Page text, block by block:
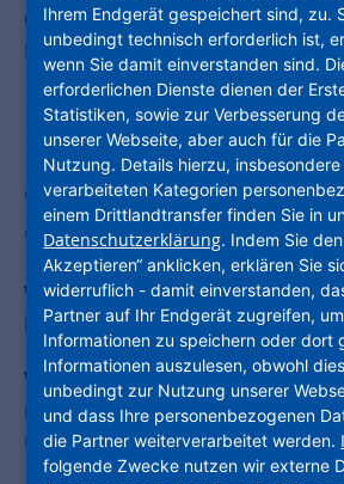
GESCHICHTEN LAUSCHEN,
LÜMMELN, MITRÄTSELN.
Bücherspielplatz
Echte Kinderbuch-
euch und lesen
Geschichten vor.
Wer selbst noch nicht gerne
bestimmt angesteckt!
Wir laden euch, wenn ihr
neun Jahren seid, und eure
unseren Bücherspielplätzen.
Ihrem Endgerät gespeichert sind, zu.
unbedingt technisch erforderlich ist,
wenn Sie damit einverstanden sind.
erforderlichen Dienste dienen der
Statistiken, sowie zur Verbesserung
unserer Webseite, aber auch für die
Nutzung. Details hierzu,
verarbeiteten Kategorien
einem Drittlandtransfer finden Sie in
Datenschutzerklärung. Indem Sie
Akzeptieren“ anklicken, erklären Sie
widerruflich - damit einverstanden,
Partner auf Ihr Endgerät zugreifen,
Informationen zu speichern oder dort
Informationen auszulesen, obwohl
unbedingt zur Nutzung unserer
und dass Ihre personenbezogenen
die Partner weiterverarbeitet werden.
folgende Zwecke nutzen wir externe